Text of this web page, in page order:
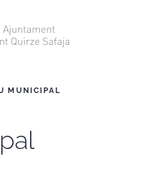
MUNICIPAL